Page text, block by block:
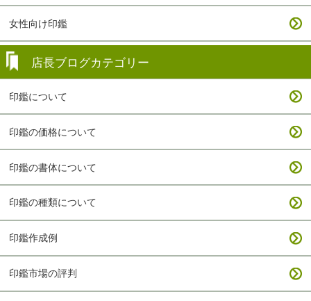
女性向け印鑑
店長ブログカテゴリー
印鑑について
印鑑の価格について
印鑑の書体について
印鑑の種類について
印鑑作成例
印鑑市場の評判